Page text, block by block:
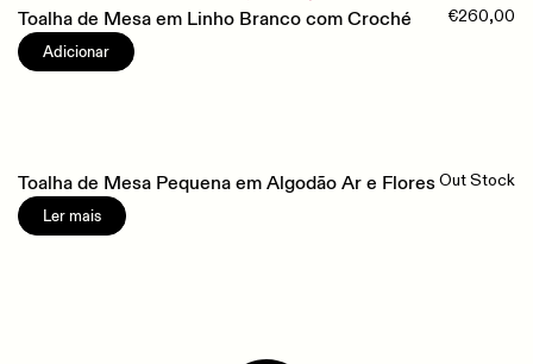
Toalha de Mesa em Linho Branco com Croché
Adicionar
€260,00
Toalha de Mesa Pequena em Algodão Ar e Flores
Ler mais
Out Stock